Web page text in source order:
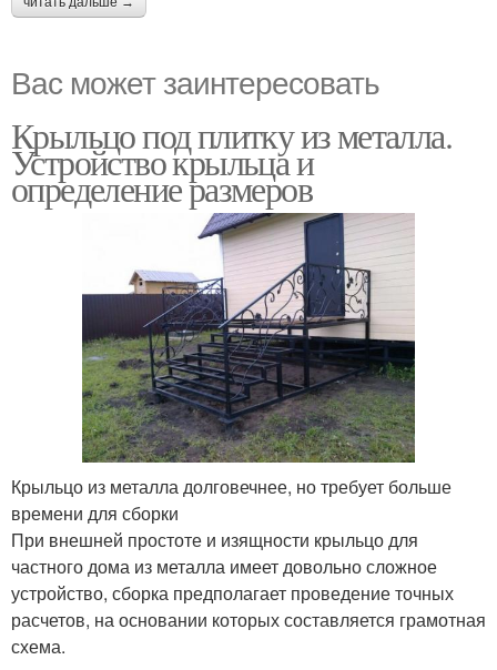
Вас может заинтересовать
Крыльцо под плитку из металла.
Устройство крыльца и
определение размеров
Крыльцо из металла долговечнее, но требует больше
времени для сборки
При внешней простоте и изящности крыльцо для
частного дома из металла имеет довольно сложное
устройство, сборка предполагает проведение точных
расчетов, на основании которых составляется грамотная
схема.